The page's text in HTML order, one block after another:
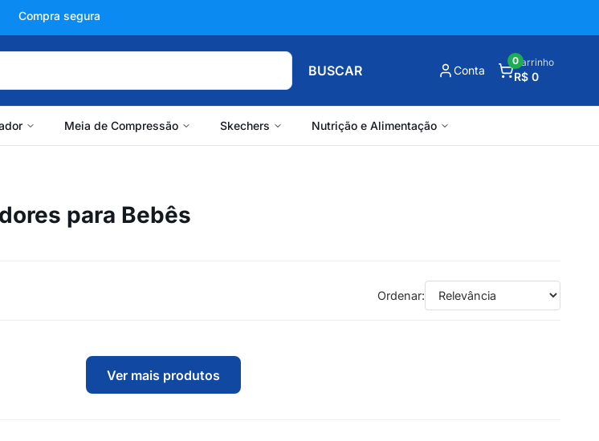
Compra segura
BUSCAR Conta
Carrinho
R$ 0
0
Meia de Compressão Skechers Nutrição e Alimentação
para Bebês
Ordenar:
Ver mais produtos